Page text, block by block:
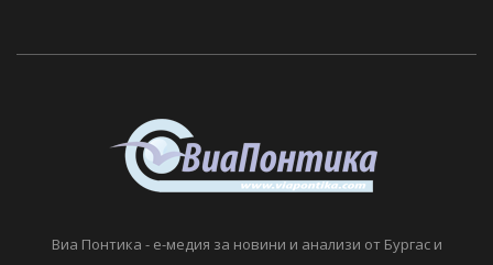
Виа Понтика - е-медия за новини и анализи от Бургас и